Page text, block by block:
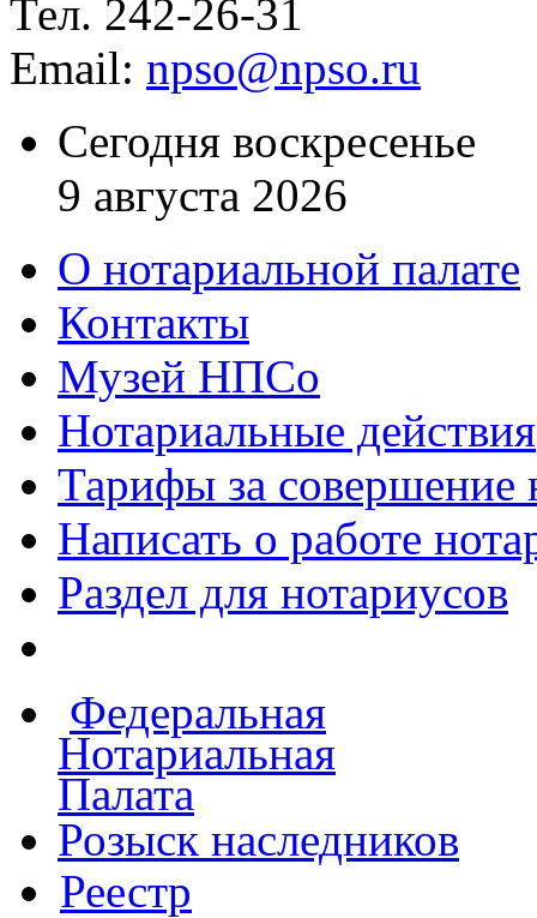
Тел. 242-26-31
Email: npso@npso.ru
Сегодня воскресенье
9 августа 2026
О нотариальной палате
Контакты
Музей НПСо
Нотариальные действия
Тарифы за совершение
Написать о работе
Раздел для нотариусов
Федеральная
Нотариальная
Палата
Розыск наследников
Реестр